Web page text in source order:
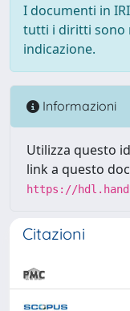
I documenti in
tutti i diritti sono
indicazione.
Informazioni
Utilizza questo
link a questo
https://
Citazioni